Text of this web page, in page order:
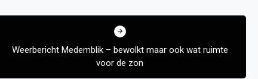
Weerbericht Medemblik – bewolkt maar ook wat ruimte
voor de zon